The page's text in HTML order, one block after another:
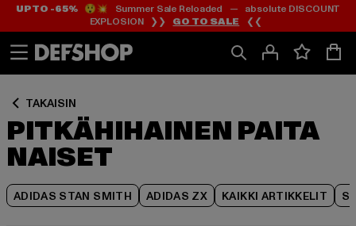
Siirry
Sisältö
Siirry
Footer
UP TO -65%😲💥 Summer Sale Reloaded — absolute DISCOUNT
EXPLOSION ❯❯ GO TO SALE ❮❮
TAKAISIN
PITKÄHIHAINEN PAITA
NAISET
ADIDAS STAN SMITH ADIDAS ZX KAIKKI ARTIKKELIT
Siirry
Tuoteruudukko